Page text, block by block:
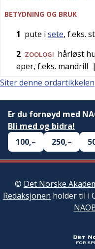
BETYDNING OG BRUK
1 pute i sete, f.eks.
2 ZOOLOGI hårløst
aper, f.eks. mandrill
Siter denne ordartikkelen
Er du fornøyd med
Bli med og bidra!
100,–
250,–
© Det Norske
Redaksjonen holder til i